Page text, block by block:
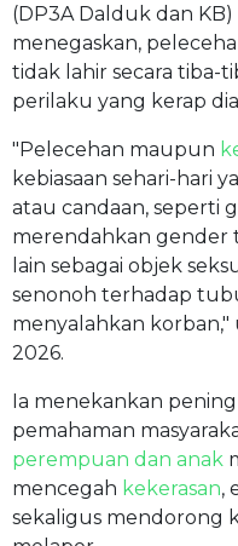
(DP3A Dalduk dan KB)
menegaskan,
tidak lahir secara tiba-
perilaku yang kerap
"Pelecehan maupun
kebiasaan sehari-hari
atau candaan, seperti
merendahkan gender
lain sebagai objek
senonoh terhadap
menyalahkan korban,"
2026.
Ia menekankan
pemahaman
perempuan dan anak
mencegah kekerasan,
sekaligus mendorong